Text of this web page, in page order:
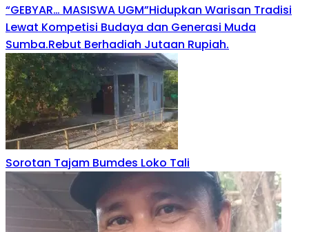
“GEBYAR… MASISWA UGM”Hidupkan Warisan Tradisi
Lewat Kompetisi Budaya dan Generasi Muda
Sumba.Rebut Berhadiah Jutaan Rupiah.
Sorotan Tajam Bumdes Loko Tali